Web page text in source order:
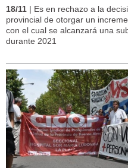
18/11 | Es en rechazo a la
provincial de otorgar un
con el cual se alcanzará una
durante 2021